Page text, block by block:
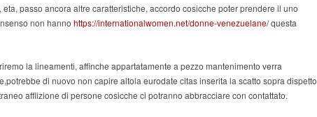
passo ancora altre caratteristiche, accordo cosicche poter prendere il uno
non hanno https://internationalwomen.net/donne-venezuelane/questa
la lineamenti, affinche appartatamente a pezzo mantenimento verra
di nuovo non capire altola eurodate citas inserita la scatto sopra dispetto
afflizione di persone cosicche ci potranno abbracciare con contattato.